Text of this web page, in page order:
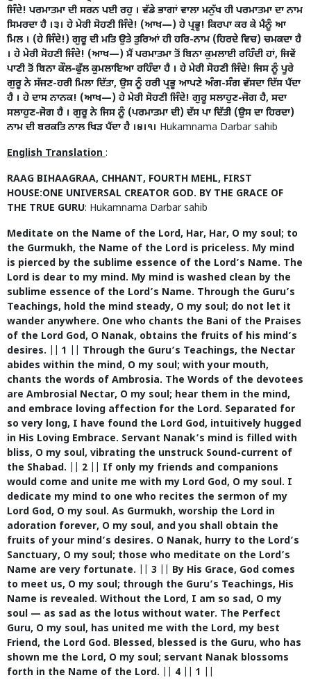
ਜਿੰਦੇ! ਪਰਮਾਤਮਾ ਦੀ ਸਰਨ ਪਈ ਰਹੁ । ਵੱਡੇ ਭਾਗਾਂ ਵਾਲਾ ਮਨੁੱਖ ਹੀ ਪਰਮਾਤਮਾ ਦਾ ਨਾਮ
ਸਿਮਰਦਾ ਹੈ ।੩। ਹੇ ਮੇਰੀ ਸੋਹਣੀ ਜਿੰਦੇ! (ਆਖ—) ਹੇ ਪ੍ਰਭੂ! ਕਿਰਪਾ ਕਰ ਕੇ ਮੈਨੂੰ ਆ
ਮਿਲ । (ਹੇ ਜਿੰਦੇ!) ਗੁਰੂ ਦੀ ਮਤਿ ਉਤੇ ਤੁਰਿਆਂ ਹੀ ਹਰਿ-ਨਾਮ (ਹਿਰਦੇ ਵਿਚ) ਚਮਕਦਾ ਹੈ
। ਹੇ ਮੇਰੀ ਸੋਹਣੀ ਜਿੰਦੇ! (ਆਖ—) ਮੈਂ ਪਰਮਾਤਮਾ ਤੋਂ ਬਿਨਾ ਕੁਮਲਾਈ ਰਹਿੰਦੀ ਹਾਂ, ਜਿਵੇਂ
ਪਾਣੀ ਤੋਂ ਬਿਨਾ ਕੌਲ-ਫੁੱਲ ਕੁਮਲਾਇਆ ਰਹਿੰਦਾ ਹੈ । ਹੇ ਮੇਰੀ ਸੋਹਣੀ ਜਿੰਦੇ! ਜਿਸ ਨੂੰ ਪੂਰੇ
ਗੁਰੂ ਨੇ ਸੱਜਣ-ਹਰੀ ਮਿਲਾ ਦਿੱਤਾ, ਉਸ ਨੂੰ ਹਰੀ ਪ੍ਰਭੂ ਆਪਣੇ ਅੰਗ-ਸੰਗ ਵੱਸਦਾ ਦਿੱਸ ਪੈਂਦਾ
ਹੈ । ਹੇ ਦਾਸ ਨਾਨਕ! (ਆਖ—) ਹੇ ਮੇਰੀ ਸੋਹਣੀ ਜਿੰਦੇ! ਗੁਰੂ ਸਲਾਹੁਣ-ਜੋਗ ਹੈ, ਸਦਾ
ਸਲਾਹੁਣ-ਜੋਗ ਹੈ । ਗੁਰੂ ਨੇ ਜਿਸ ਨੂੰ (ਪਰਮਾਤਮਾ ਦੀ) ਦੱਸ ਪਾ ਦਿੱਤੀ (ਉਸ ਦਾ ਹਿਰਦਾ)
ਨਾਮ ਦੀ ਬਰਕਤਿ ਨਾਲ ਖਿੜ ਪੈਂਦਾ ਹੈ ।੪।੧। Hukamnama Darbar sahib
English Translation :
RAAG BIHAAGRAA, CHHANT, FOURTH MEHL, FIRST
HOUSE:ONE UNIVERSAL CREATOR GOD. BY THE GRACE OF
THE TRUE GURU: Hukamnama Darbar sahib
Meditate on the Name of the Lord, Har, Har, O my soul; to
the Gurmukh, the Name of the Lord is priceless. My mind
is pierced by the sublime essence of the Lord’s Name. The
Lord is dear to my mind. My mind is washed clean by the
sublime essence of the Lord’s Name. Through the Guru’s
Teachings, hold the mind steady, O my soul; do not let it
wander anywhere. One who chants the Bani of the Praises
of the Lord God, O Nanak, obtains the fruits of his mind’s
desires. || 1 || Through the Guru’s Teachings, the Nectar
abides within the mind, O my soul; with your mouth,
chants the words of Ambrosia. The Words of the devotees
are Ambrosial Nectar, O my soul; hear them in the mind,
and embrace loving affection for the Lord. Separated for
so very long, I have found the Lord God, intuitively hugged
in His Loving Embrace. Servant Nanak’s mind is filled with
bliss, O my soul, vibrating the unstruck Sound-current of
the Shabad. || 2 || If only my friends and companions
would come and unite me with my Lord God, O my soul. I
dedicate my mind to one who recites the sermon of my
Lord God, O my soul. As Gurmukh, worship the Lord in
adoration forever, O my soul, and you shall obtain the
fruits of your mind’s desires. O Nanak, hurry to the Lord’s
Sanctuary, O my soul; those who meditate on the Lord’s
Name are very fortunate. || 3 || By His Grace, God comes
to meet us, O my soul; through the Guru’s Teachings, His
Name is revealed. Without the Lord, I am so sad, O my
soul — as sad as the lotus without water. The Perfect
Guru, O my soul, has united me with the Lord, my best
Friend, the Lord God. Blessed, blessed is the Guru, who has
shown me the Lord, O my soul; servant Nanak blossoms
forth in the Name of the Lord. || 4 || 1 ||